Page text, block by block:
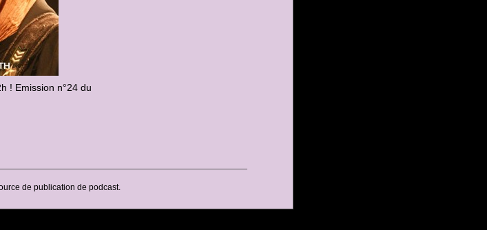
! Emission n°24 du
de publication de podcast.